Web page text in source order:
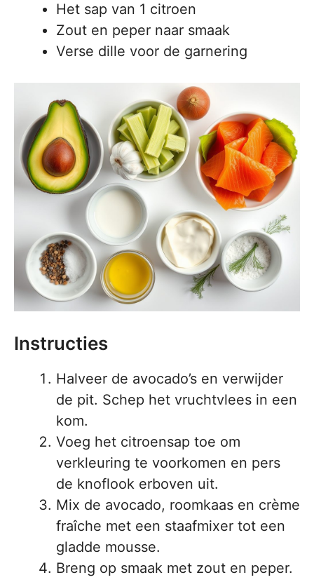
Het sap van 1 citroen
Zout en peper naar smaak
Verse dille voor de garnering
Instructies
Halveer de avocado’s en verwijder
de pit. Schep het vruchtvlees in een
kom.
Voeg het citroensap toe om
verkleuring te voorkomen en pers
de knoflook erboven uit.
Mix de avocado, roomkaas en crème
fraîche met een staafmixer tot een
gladde mousse.
Breng op smaak met zout en peper.